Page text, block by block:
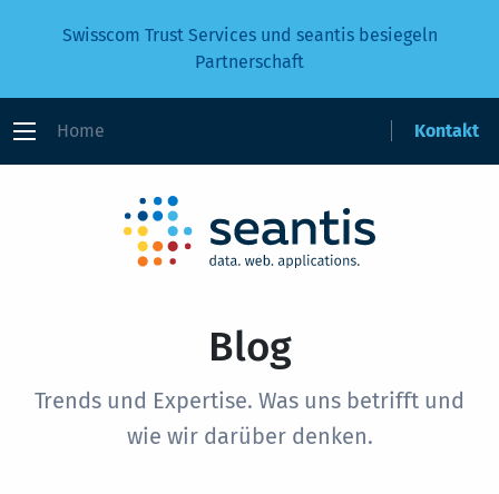
Swisscom Trust Services und seantis besiegeln
Partnerschaft
Home Kontakt
Blog
Trends und Expertise. Was uns betrifft und
wie wir darüber denken.